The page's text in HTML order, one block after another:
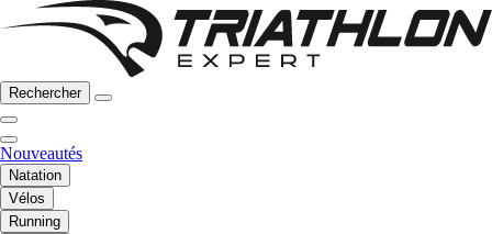
Rechercher
Nouveautés
Natation
Vélos
Running